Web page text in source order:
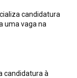
candidatura
uma vaga na
candidatura à